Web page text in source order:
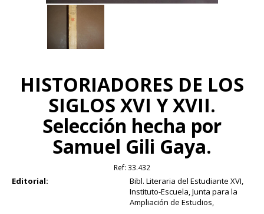
HISTORIADORES DE LOS
SIGLOS XVI Y XVII.
Selección hecha por
Samuel Gili Gaya.
Ref: 33.432
Editorial:
Bibl. Literaria del Estudiante XVI,
Instituto-Escuela, Junta para la
Ampliación de Estudios,